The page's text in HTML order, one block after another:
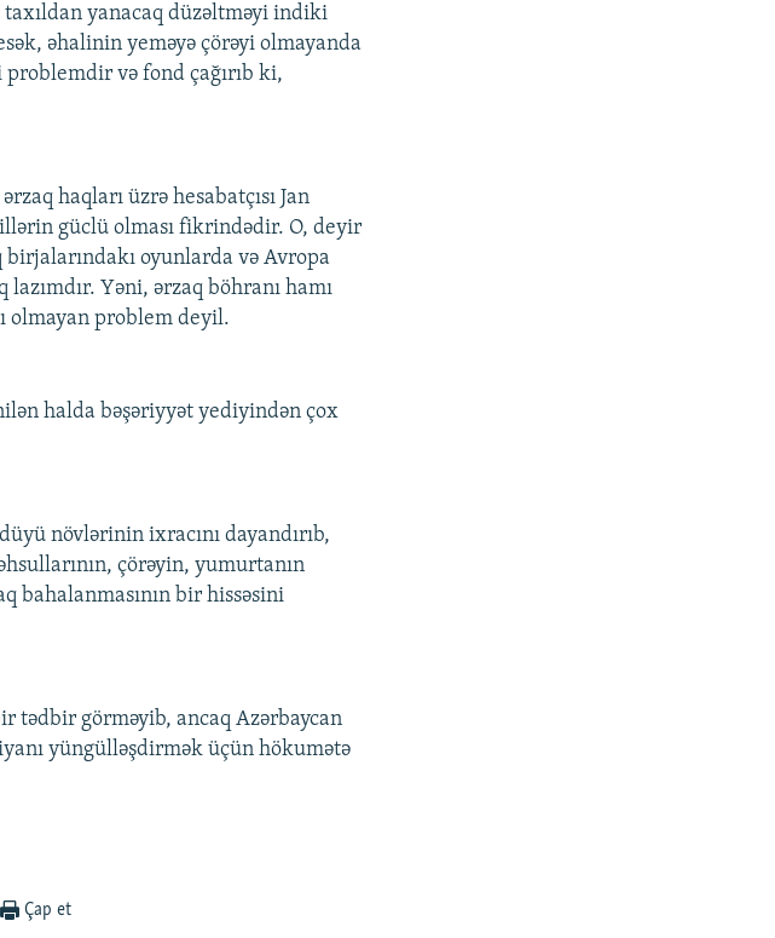
taxıldan yanacaq düzəltməyi indiki
əhalinin yeməyə çörəyi olmayanda
və fond çağırıb ki,
haqları üzrə hesabatçısı Jan
güclü olması fikrindədir. O, deyir
oyunlarda və Avropa
Yəni, ərzaq böhranı hamı
olmayan problem deyil.
halda bəşəriyyət yediyindən çox
növlərinin ixracını dayandırıb,
çörəyin, yumurtanın
bahalanmasının bir hissəsini
tədbir görməyib, ancaq Azərbaycan
yüngülləşdirmək üçün hökumətə
Çap et